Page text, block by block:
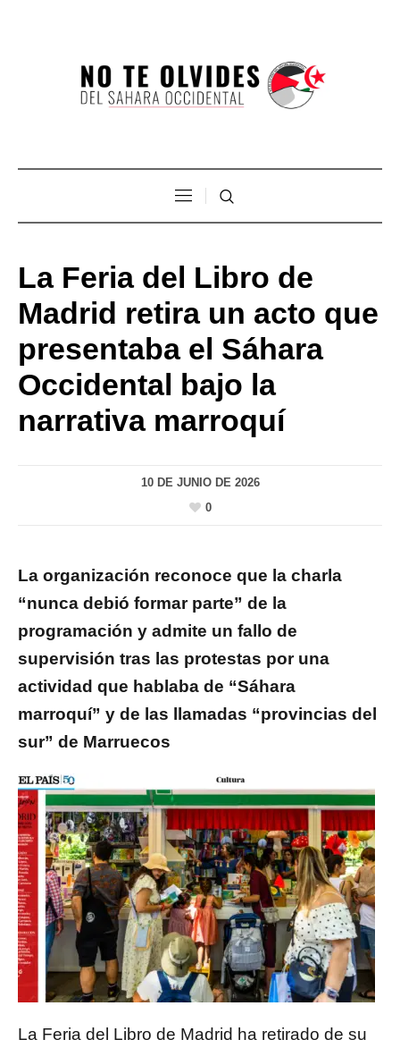
La Feria del Libro de
Madrid retira un acto que
presentaba el Sáhara
Occidental bajo la
narrativa marroquí
10 DE JUNIO DE 2026
0
La organización reconoce que la charla
“nunca debió formar parte” de la
programación y admite un fallo de
supervisión tras las protestas por una
actividad que hablaba de “Sáhara
marroquí” y de las llamadas “provincias del
sur” de Marruecos
La Feria del Libro de Madrid ha retirado de su